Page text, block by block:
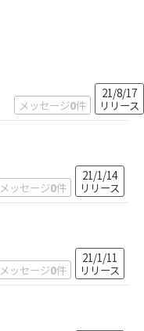
メッセージ0件
21/8/17
リリース
メッセージ0件
21/1/14
リリース
メッセージ0件
21/1/11
リリース